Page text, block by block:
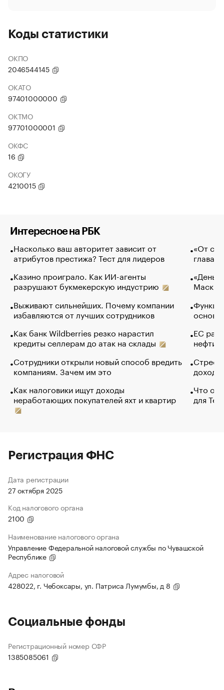
Коды статистики
ОКПО
2046544145
ОКАТО
97401000000
ОКТМО
97701000001
ОКФС
16
ОКОГУ
4210015
Интересное на РБК
Насколько ваш авторитет зависит от
атрибутов престижа? Тест для лидеров
Казино проиграло. Как ИИ-агенты
разрушают букмекерскую индустрию
Выживают сильнейших. Почему компании
избавляются от лучших сотрудников
Как банк Wildberries резко нарастил
кредиты селлерам до атак на склады
Сотрудники открыли новый способ вредить
компаниям. Зачем им это
Как налоговики ищут доходы
неработающих покупателей яхт и квартир
«От
глава
Маск в
основ
ЕС
нефти
Что
для
Регистрация ФНС
Дата регистрации
27 октября 2025
Код налогового органа
2100
Наименование налогового органа
Управление Федеральной налоговой службы по Чувашской
Республике
Адрес налоговой
428022, г. Чебоксары, ул. Патриса Лумумбы, д 8
Социальные фонды
Регистрационный номер СФР
1385085061